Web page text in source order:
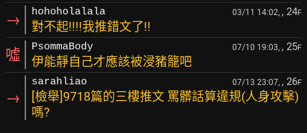
→ hohoholalala 03/11 14:02, , 24F
對不起!!!!我推錯文了!!
噓 PsommaBody 07/10 19:03, , 25F
伊能靜自己才應該被浸豬籠吧
→
sarahliao 07/13 23:07, , 26F
[檢舉]9718篇的三樓推文 罵髒話算違規(人身攻擊)
嗎?